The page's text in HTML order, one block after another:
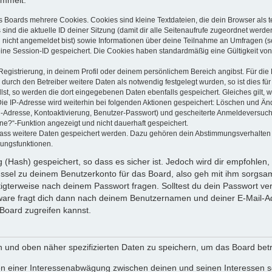
mehrere Cookies. Cookies sind kleine Textdateien, die dein Browser
die aktuelle ID deiner Sitzung (damit dir alle Seitenaufrufe zugeordnet
angemeldet bist) sowie Informationen über deine Teilnahme an Umfragen
Session-ID gespeichert. Die Cookies haben standardmäßig eine Gültigkeit
in deinem Profil oder deinem persönlichem Bereich angibst. Für
den Betreiber weitere Daten als notwendig festgelegt wurden, so ist dies
so werden die dort eingegebenen Daten ebenfalls gespeichert. Gleiches gilt,
IP-Adresse wird weiterhin bei folgenden Aktionen gespeichert: Löschen und
Kontoaktivierung, Benutzer-Passwort) und gescheiterte
Funktion angezeigt und nicht dauerhaft gespeichert.
weitere Daten gespeichert werden. Dazu gehören dein
gespeichert, so dass es sicher ist. Jedoch wird dir
zu deinem Benutzerkonto für das Board, also geh mit ihm
nach deinem Passwort fragen. Solltest du dein Passwort
fragt dich dann nach deinem Benutzernamen und deiner E-
zugreifen kannst.
oben näher spezifizierten Daten zu speichern, um das Board
einer Interessenabwägung zwischen deinen und seinen Interessen